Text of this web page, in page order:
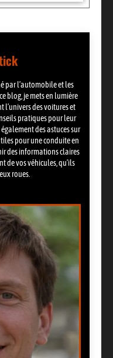
par l’automobile et les
blog, je mets en lumière
l’univers des voitures et
pratiques pour leur
des astuces sur
pour une conduite en
des informations claires
de vos véhicules, qu’ils
roues.